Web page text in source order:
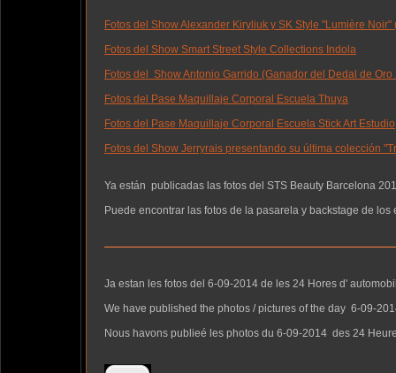
Fotos del Show Alexander Kiryliuk y SK Style "Lumière
Fotos del Show Smart Street Style Collections Indola
Fotos del Show Antonio Garrido (Ganador del Dedal de
Fotos del Pase Maquillaje Corporal Escuela Thuya
Fotos del Pase Maquillaje Corporal Escuela Stick Art Estudio
Fotos del Show Jerryrais presentando su última colección
Ya están publicadas las fotos del STS Beauty Barcelona
Puede encontrar las fotos de la pasarela y backstage de
Ja estan les fotos del 6-09-2014 de les 24 Hores d'
We have published the photos / pictures of the day 6-09-
Nous havons publieé les photos du 6-09-2014 des 24